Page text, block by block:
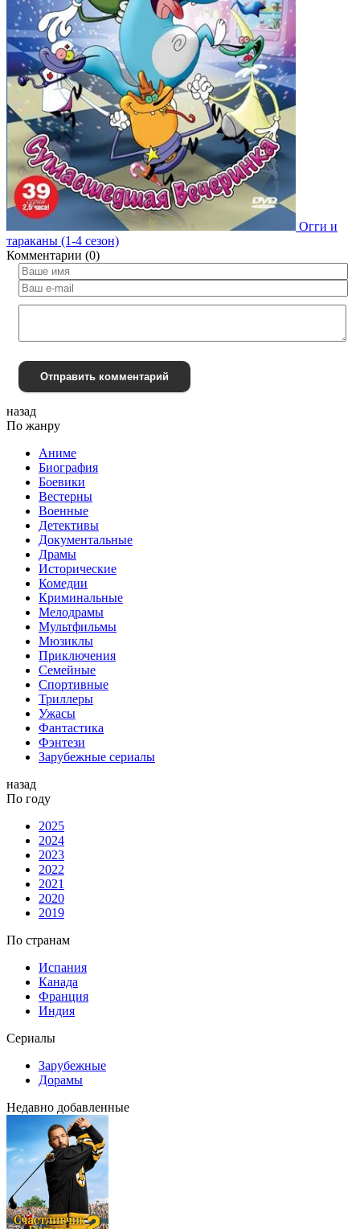
Огги и
тараканы (1-4 сезон)
Комментарии (0)
Отправить комментарий
назад
По жанру
Аниме
Биография
Боевики
Вестерны
Военные
Детективы
Документальные
Драмы
Исторические
Комедии
Криминальные
Мелодрамы
Мультфильмы
Мюзиклы
Приключения
Семейные
Спортивные
Триллеры
Ужасы
Фантастика
Фэнтези
Зарубежные сериалы
назад
По году
2025
2024
2023
2022
2021
2020
2019
По странам
Испания
Канада
Франция
Индия
Сериалы
Зарубежные
Дорамы
Недавно добавленные